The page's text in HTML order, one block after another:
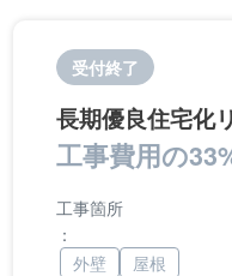
受付終了
長期優良住宅化
工事費用の
工事箇所
：
外壁
屋根